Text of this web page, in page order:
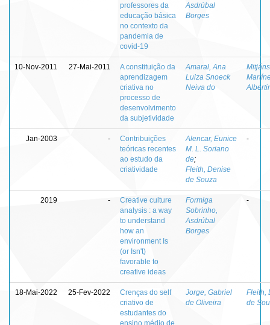
professores da
educação básica
no contexto da
pandemia de
covid-19
Asdrúbal
Borges
10-Nov-2011 27-Mai-2011
A constituição da
aprendizagem
criativa no
processo de
desenvolvimento
da subjetividade
Amaral, Ana
Luiza Snoeck
Neiva do
Mitjáns
Jan-2003 -
Contribuições
teóricas recentes
ao estudo da
criatividade
Alencar, Eunice
M. L. Soriano
de;
Fleith, Denise
de Souza
-
2019 -
Creative culture
analysis : a way
to understand
how an
environment Is
(or Isn't)
favorable to
creative ideas
Formiga
Sobrinho,
Asdrúbal
Borges
-
18-Mai-2022 25-Fev-2022
Crenças do self
criativo de
estudantes do
ensino médio de
Jorge, Gabriel
de Oliveira
Fleith,
de